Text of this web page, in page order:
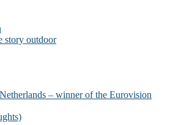
story outdoor
– winner of the Eurovision